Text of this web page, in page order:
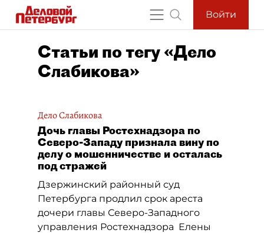
Войти
Статьи по тегу «Дело
Слабикова»
Дело Слабикова
Дочь главы Ростехнадзора по
Северо-Западу признала вину по
делу о мошенничестве и осталась
под стражей
Дзержинский районный суд
Петербурга продлил срок ареста
дочери главы Северо-Западного
управления Ростехнадзора Елены